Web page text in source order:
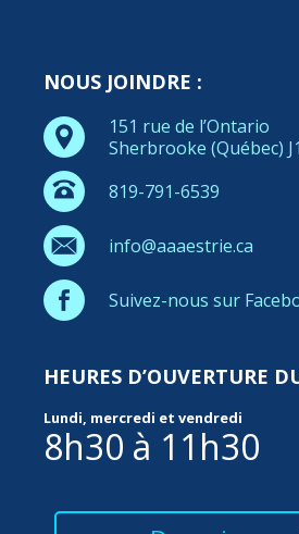
NOUS JOINDRE :
151 rue de l’Ontario
Sherbrooke (Québec)
819-791-6539
info@aaaestrie.ca
Suivez-nous sur
HEURES D’OUVERTURE
Lundi, mercredi et vendredi
8h30 à 11h30